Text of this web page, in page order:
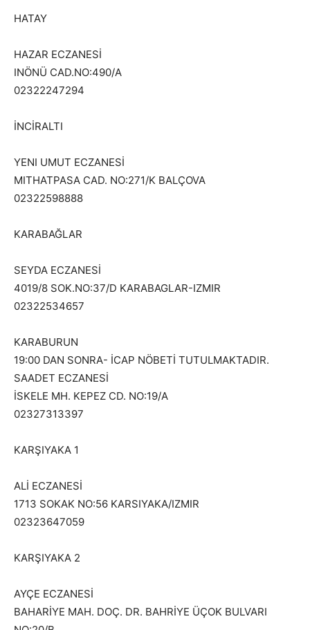
HATAY
HAZAR ECZANESİ
INÖNÜ CAD.NO:490/A
02322247294
İNCİRALTI
YENI UMUT ECZANESİ
MITHATPASA CAD. NO:271/K BALÇOVA
02322598888
KARABAĞLAR
SEYDA ECZANESİ
4019/8 SOK.NO:37/D KARABAGLAR-IZMIR
02322534657
KARABURUN
19:00 DAN SONRA- İCAP NÖBETİ TUTULMAKTADIR.
SAADET ECZANESİ
İSKELE MH. KEPEZ CD. NO:19/A
02327313397
KARŞIYAKA 1
ALİ ECZANESİ
1713 SOKAK NO:56 KARSIYAKA/IZMIR
02323647059
KARŞIYAKA 2
AYÇE ECZANESİ
BAHARİYE MAH. DOÇ. DR. BAHRİYE ÜÇOK BULVARI